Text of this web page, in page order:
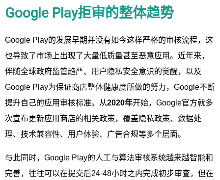
Google Play拒审的整体趋势
Google Play的发展早期并没有如今这样严格的审核流程，这
也导致了市场上出现了大量低质量甚至恶意应用。近年来，
伴随全球政府监管趋严、用户隐私安全意识的觉醒，以及
Google Play为保证商店整体健康度所做的努力，Google不断
提升自己的应用审核标准。从2020年开始，Google官方就多
次宣布更新应用商店的相关政策，覆盖隐私政策、数据处
理、技术兼容性、用户体验、广告合规等多个层面。
与此同时，Google Play的人工与算法审核系统越来越智能和
完善，往往可以在提交后24-48小时之内完成初步审查，但在